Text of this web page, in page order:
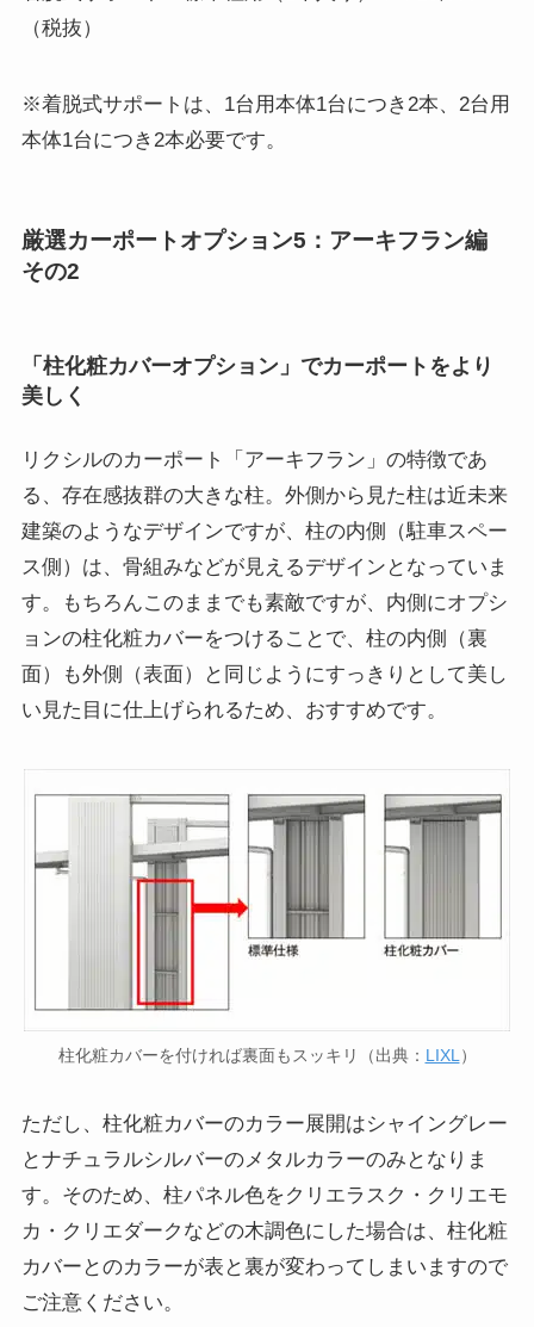
（税抜）
※着脱式サポートは、1台用本体1台につき2本、2台用
本体1台につき2本必要です。
厳選カーポートオプション5：アーキフラン編
その2
「柱化粧カバーオプション」でカーポートをより
美しく
リクシルのカーポート「アーキフラン」の特徴であ
る、存在感抜群の大きな柱。外側から見た柱は近未来
建築のようなデザインですが、柱の内側（駐車スペー
ス側）は、骨組みなどが見えるデザインとなっていま
す。もちろんこのままでも素敵ですが、内側にオプシ
ョンの柱化粧カバーをつけることで、柱の内側（裏
面）も外側（表面）と同じようにすっきりとして美し
い見た目に仕上げられるため、おすすめです。
柱化粧カバーを付ければ裏面もスッキリ（出典： LIXL ）
ただし、柱化粧カバーのカラー展開はシャイングレー
とナチュラルシルバーのメタルカラーのみとなりま
す。そのため、柱パネル色をクリエラスク・クリエモ
カ・クリエダークなどの木調色にした場合は、柱化粧
カバーとのカラーが表と裏が変わってしまいますので
ご注意ください。